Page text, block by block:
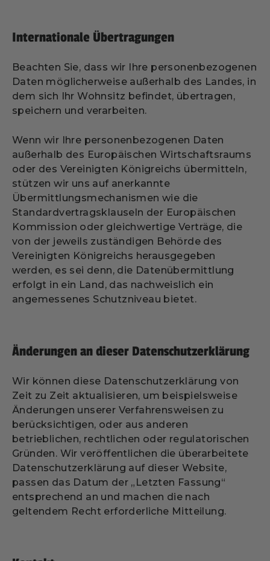
Internationale Übertragungen
Beachten Sie, dass wir Ihre personenbezogenen
Daten möglicherweise außerhalb des Landes, in
dem sich Ihr Wohnsitz befindet, übertragen,
speichern und verarbeiten.
Wenn wir Ihre personenbezogenen Daten
außerhalb des Europäischen Wirtschaftsraums
oder des Vereinigten Königreichs übermitteln,
stützen wir uns auf anerkannte
Übermittlungsmechanismen wie die
Standardvertragsklauseln der Europäischen
Kommission oder gleichwertige Verträge, die
von der jeweils zuständigen Behörde des
Vereinigten Königreichs herausgegeben
werden, es sei denn, die Datenübermittlung
erfolgt in ein Land, das nachweislich ein
angemessenes Schutzniveau bietet.
Änderungen an dieser Datenschutzerklärung
Wir können diese Datenschutzerklärung von
Zeit zu Zeit aktualisieren, um beispielsweise
Änderungen unserer Verfahrensweisen zu
berücksichtigen, oder aus anderen
betrieblichen, rechtlichen oder regulatorischen
Gründen. Wir veröffentlichen die überarbeitete
Datenschutzerklärung auf dieser Website,
passen das Datum der „Letzten Fassung“
entsprechend an und machen die nach
geltendem Recht erforderliche Mitteilung.